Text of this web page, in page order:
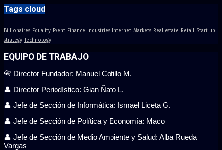
Tags cloud
Billionaires Equality Event Finance Industries Internet Markets Real estate Retail Start up
strategy Technology
EQUIPO DE TRABAJO
📇 Director Fundador: Manuel Cotillo M.
👤 Director Periodístico: Gian Ñato L.
👤 Jefe de Sección de Informática: Ismael Liceta G.
👤 Jefe de Sección de Política y Economía: Maco
👤 Jefe de Sección de Medio Ambiente y Salud: Alba Rueda
Vargas